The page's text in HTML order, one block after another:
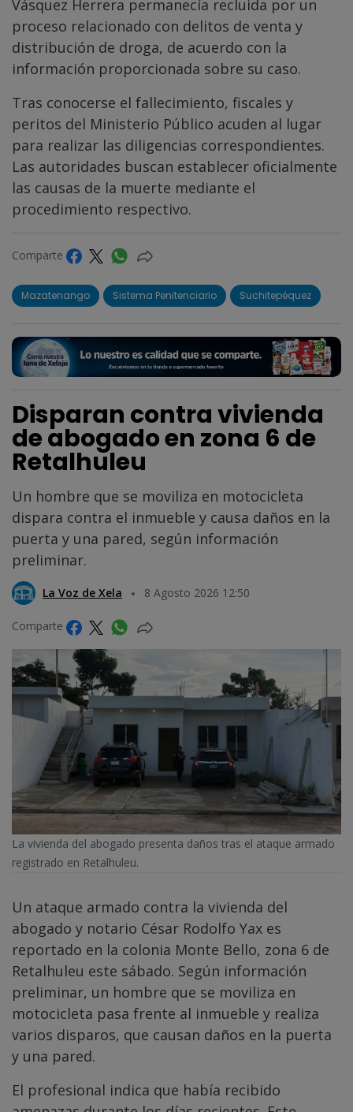
Vásquez Herrera permanecía recluida por un
proceso relacionado con delitos de venta y
distribución de droga, de acuerdo con la
información proporcionada sobre su caso.
Tras conocerse el fallecimiento, fiscales y
peritos del Ministerio Público acuden al lugar
para realizar las diligencias correspondientes.
Las autoridades buscan establecer oficialmente
las causas de la muerte mediante el
procedimiento respectivo.
Comparte
Mazatenango Sistema Penitenciario Suchitepéquez
Disparan contra vivienda
de abogado en zona 6 de
Retalhuleu
Un hombre que se moviliza en motocicleta
dispara contra el inmueble y causa daños en la
puerta y una pared, según información
preliminar.
La Voz de Xela 8 Agosto 2026 12:50
Comparte
La vivienda del abogado presenta daños tras el ataque armado
registrado en Retalhuleu.
Un ataque armado contra la vivienda del
abogado y notario César Rodolfo Yax es
reportado en la colonia Monte Bello, zona 6 de
Retalhuleu este sábado. Según información
preliminar, un hombre que se moviliza en
motocicleta pasa frente al inmueble y realiza
varios disparos, que causan daños en la puerta
y una pared.
El profesional indica que había recibido